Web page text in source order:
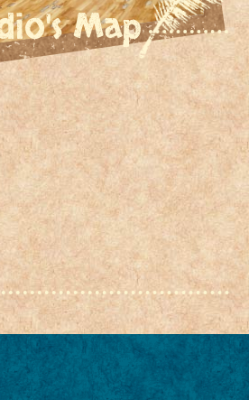
Map